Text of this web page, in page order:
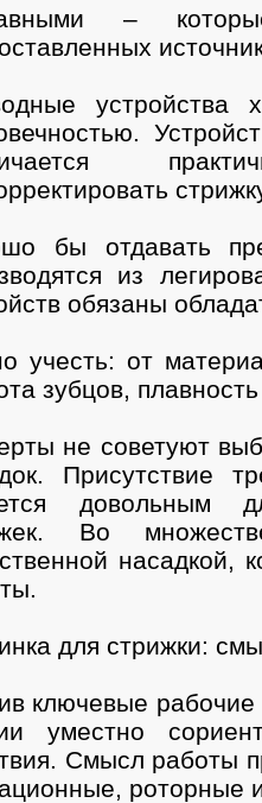
–
устройства
бы отдавать
из
обязаны
учесть: от
зубцов,
не советуют
Присутствие
довольным
Во
насадкой,
для стрижки:
ключевые
уместно
Смысл работы
роторные